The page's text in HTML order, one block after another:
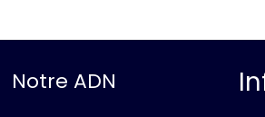
Notre ADN